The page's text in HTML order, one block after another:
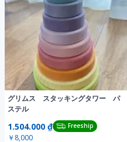
グリムス スタッキングタワー パ
ステル
1.504.000 ₫ Freeship
￥8,000